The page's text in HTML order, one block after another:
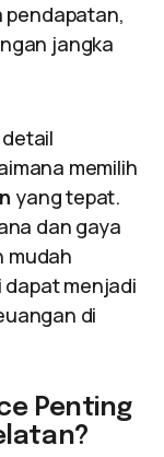
pendapatan,
jangka
memilih
yang tepat.
dan gaya
mudah
dapat menjadi
di
Penting